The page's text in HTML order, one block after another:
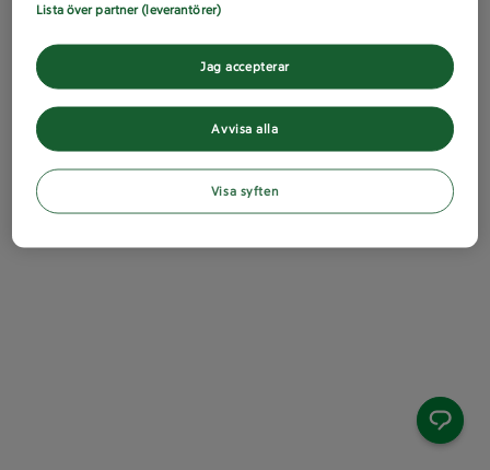
Lista över partner (leverantörer)
Avvisa alla
Jag accepterar
Visa syften